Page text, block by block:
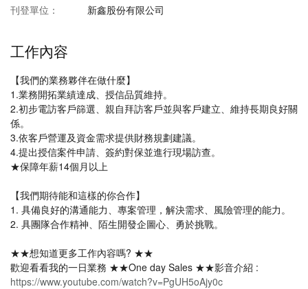
刊登單位：
新鑫股份有限公司
工作內容
【我們的業務夥伴在做什麼】
1.業務開拓業績達成、授信品質維持。
2.初步電訪客戶篩選、親自拜訪客戶並與客戶建立、維持長期良好關
係。
3.依客戶營運及資金需求提供財務規劃建議。
4.提出授信案件申請、簽約對保並進行現場訪查。
★保障年薪14個月以上
【我們期待能和這樣的你合作】
1. 具備良好的溝通能力、專案管理，解決需求、風險管理的能力。
2. 具團隊合作精神、陌生開發企圖心、勇於挑戰。
★★想知道更多工作內容嗎? ★★
歡迎看看我的一日業務 ★★One day Sales ★★影音介紹 :
https://www.youtube.com/watch?v=PgUH5oAjy0c